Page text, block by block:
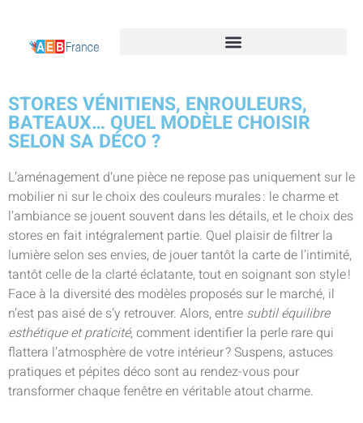
STORES VÉNITIENS, ENROULEURS,
BATEAUX… QUEL MODÈLE CHOISIR
SELON SA DÉCO ?
L’aménagement d’une pièce ne repose pas uniquement sur le
mobilier ni sur le choix des couleurs murales : le charme et
l’ambiance se jouent souvent dans les détails, et le choix des
stores en fait intégralement partie. Quel plaisir de filtrer la
lumière selon ses envies, de jouer tantôt la carte de l’intimité,
tantôt celle de la clarté éclatante, tout en soignant son style !
Face à la diversité des modèles proposés sur le marché, il
n’est pas aisé de s’y retrouver. Alors, entre subtil équilibre
esthétique et praticité, comment identifier la perle rare qui
flattera l’atmosphère de votre intérieur ? Suspens, astuces
pratiques et pépites déco sont au rendez-vous pour
transformer chaque fenêtre en véritable atout charme.